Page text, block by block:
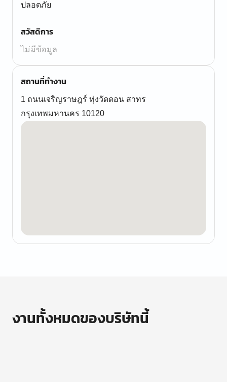
ปลอดภัย
สวัสดิการ
ไม่มีข้อมูล
สถานที่ทำงาน
1 ถนนเจริญราษฎร์ ทุ่งวัดดอน สาทร
กรุงเทพมหานคร 10120
งานทั้งหมดของบริษัทนี้